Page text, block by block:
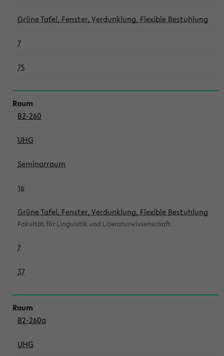
Grüne Tafel, Fenster, Verdunklung, Flexible Bestuhlung
7
75
B2-260
UHG
Seminarraum
16
Grüne Tafel, Fenster, Verdunklung, Flexible Bestuhlung
Fakultät für Linguistik und Literaturwissenschaft
7
37
B2-260a
UHG